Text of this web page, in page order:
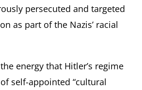
persecuted and targeted
as part of the Nazis’ racial
energy that Hitler’s regime
self-appointed “cultural